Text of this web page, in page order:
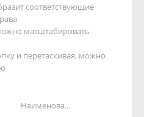
Наименование детали
соответствующие
масштабировать
и перетаскивая, можно